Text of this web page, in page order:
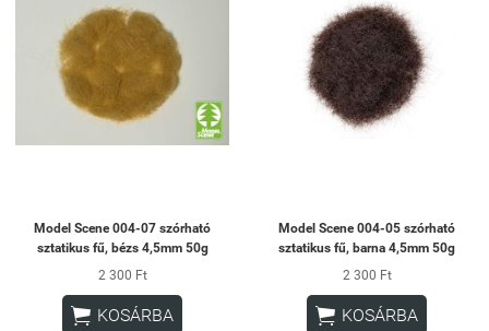
Model Scene 004-07 szórható
sztatikus fű, bézs 4,5mm 50g
2 300 Ft
 KOSÁRBA
Model Scene 004-05 szórható
sztatikus fű, barna 4,5mm 50g
2 300 Ft
 KOSÁRBA